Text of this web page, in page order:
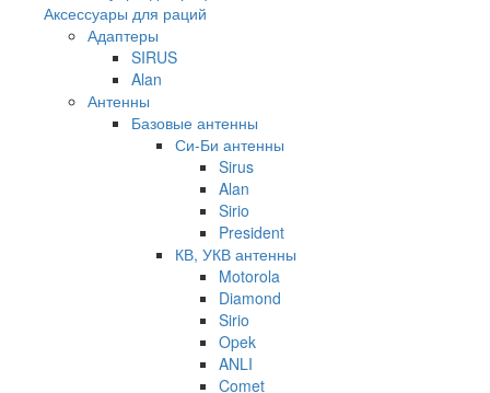
Аксессуары для раций
Адаптеры
SIRUS
Alan
Антенны
Базовые антенны
Си-Би антенны
Sirus
Alan
Sirio
President
КВ, УКВ антенны
Motorola
Diamond
Sirio
Opek
ANLI
Comet